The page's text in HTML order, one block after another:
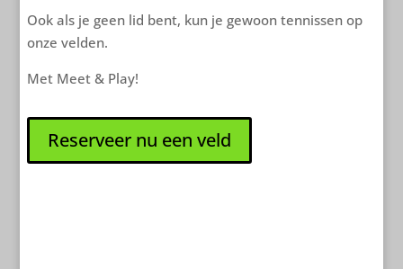
Ook als je geen lid bent, kun je gewoon tennissen op
onze velden.
Met Meet & Play!
Reserveer nu een veld